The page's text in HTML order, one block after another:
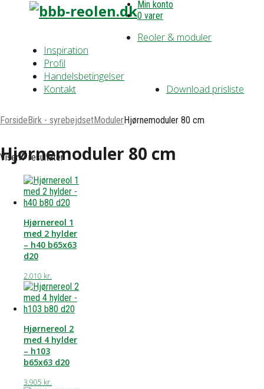
Min konto
0 varer
Reoler & moduler
Inspiration
Profil
Handelsbetingelser
Download prisliste
Kontakt
ForsideBirk - syrebejdsetModulerHjørnemoduler 80 cm
Hjørnemoduler 80 cm
Viser 7 resultater
Hjørnereol 1
med 2 hylder
– h40 b65x63
d20
2.010 kr.
Hjørnereol 2
med 4 hylder
– h103
b65x63 d20
3.905 kr.